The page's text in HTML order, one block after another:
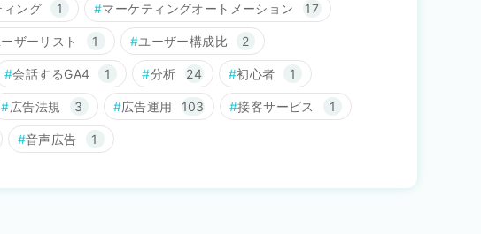
ィング 1 マーケティングオートメーション 17
ザーリスト 1 ユーザー構成比 2
会話するGA4 1 分析 24 初心者 1
広告法規 3 広告運用 103 接客サービス 1
音声広告 1